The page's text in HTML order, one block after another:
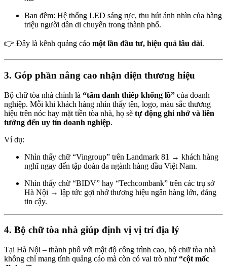
Ban đêm: Hệ thống LED sáng rực, thu hút ánh nhìn của hàng
triệu người dân di chuyển trong thành phố.
👉 Đây là kênh quảng cáo một lần đầu tư, hiệu quả lâu dài.
3. Góp phần nâng cao nhận diện thương hiệu
Bộ chữ tòa nhà chính là “tấm danh thiếp khổng lồ” của doanh
nghiệp. Mỗi khi khách hàng nhìn thấy tên, logo, màu sắc thương
hiệu trên nóc hay mặt tiền tòa nhà, họ sẽ tự động ghi nhớ và liên
tưởng đến uy tín doanh nghiệp.
Ví dụ:
Nhìn thấy chữ “Vingroup” trên Landmark 81 → khách hàng
nghĩ ngay đến tập đoàn đa ngành hàng đầu Việt Nam.
Nhìn thấy chữ “BIDV” hay “Techcombank” trên các trụ sở
Hà Nội → lập tức gợi nhớ thương hiệu ngân hàng lớn, đáng
tin cậy.
4. Bộ chữ tòa nhà giúp định vị vị trí địa lý
Tại Hà Nội – thành phố với mật độ công trình cao, bộ chữ tòa nhà
không chỉ mang tính quảng cáo mà còn có vai trò như “cột mốc